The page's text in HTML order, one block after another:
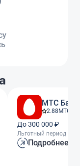
МТС Банк
2.88 МТС
До 300 000 ₽
Льготный период
Подробнее